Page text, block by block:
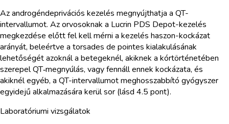
Az androgéndeprivációs kezelés megnyújthatja a QT-
intervallumot. Az orvosoknak a Lucrin PDS Depot-kezelés
megkezdése előtt fel kell mérni a kezelés haszon-kockázat
arányát, beleértve a torsades de pointes kialakulásának
lehetőségét azoknál a betegeknél, akiknek a kórtörténetében
szerepel QT‑megnyúlás, vagy fennáll ennek kockázata, és
akiknél egyéb, a QT-intervallumot meghosszabbító gyógyszer
egyidejű alkalmazására kerül sor (lásd 4.5 pont).
Laboratóriumi vizsgálatok